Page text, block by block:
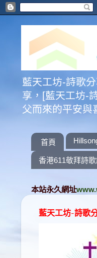
藍天工坊-詩歌
享，[藍天工坊-
父而來的平安與
首頁
香港611敬拜詩
本站永久網址
藍天工坊-詩歌